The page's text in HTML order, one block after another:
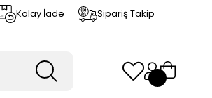
Kolay İade Sipariş Takip